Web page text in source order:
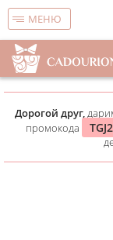
МЕНЮ
Дорогой друг,
промокода